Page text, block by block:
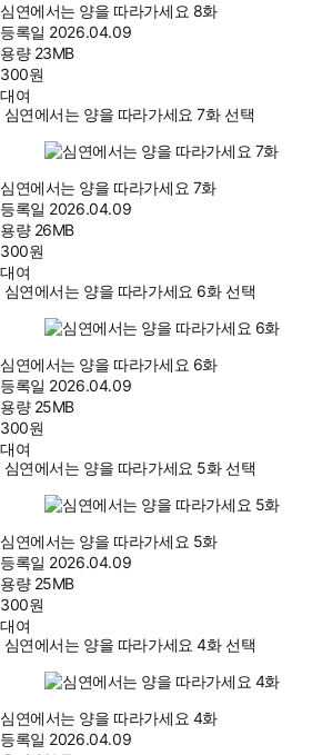
심연에서는 양을 따라가세요 8화
등록일 2026.04.09
용량 23MB
300원
대여
심연에서는 양을 따라가세요 7화 선택
심연에서는 양을 따라가세요 7화
등록일 2026.04.09
용량 26MB
300원
대여
심연에서는 양을 따라가세요 6화 선택
심연에서는 양을 따라가세요 6화
등록일 2026.04.09
용량 25MB
300원
대여
심연에서는 양을 따라가세요 5화 선택
심연에서는 양을 따라가세요 5화
등록일 2026.04.09
용량 25MB
300원
대여
심연에서는 양을 따라가세요 4화 선택
심연에서는 양을 따라가세요 4화
등록일 2026.04.09